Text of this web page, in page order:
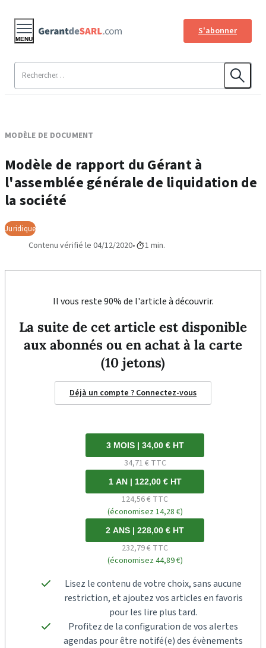
S'abonner
MENU
MODÈLE DE DOCUMENT
Modèle de rapport du Gérant à
l'assemblée générale de liquidation de
la société
Juridique
Contenu vérifié le 04/12/2020 1 min.
Il vous reste 90% de l'article à découvrir.
La suite de cet article est disponible
aux abonnés ou en achat à la carte
(10 jetons)
Déjà un compte ? Connectez-vous
3 MOIS | 34,00 € HT
34,71 € TTC
1 AN | 122,00 € HT
124,56 € TTC
(économisez 14,28 €)
2 ANS | 228,00 € HT
232,79 € TTC
(économisez 44,89 €)
Lisez le contenu de votre choix, sans aucune
restriction, et ajoutez vos articles en favoris
pour les lire plus tard.
Profitez de la configuration de vos alertes
agendas pour être notifé(e) des évènements